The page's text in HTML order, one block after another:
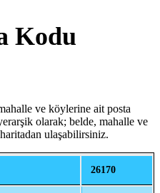
Kodu
ve köylerine ait posta
olarak; belde, mahalle ve
ulaşabilirsiniz.
26170